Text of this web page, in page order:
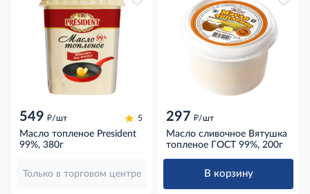
549 д/шт 5
Масло топленое President
99%, 380г
Только в торговом центре
297 д/шт
Масло сливочное Вятушка
топленое ГОСТ 99%, 200г
В корзину